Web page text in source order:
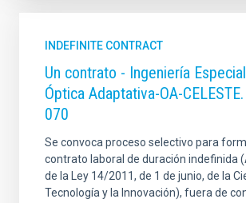
INDEFINITE CONTRACT
Un contrato - Ingeniería
Óptica Adaptativa-OA-
070
Se convoca proceso selectivo para
contrato laboral de duración indefinida
de la Ley 14/2011, de 1 de junio, de la
Tecnología y la Innovación), fuera de